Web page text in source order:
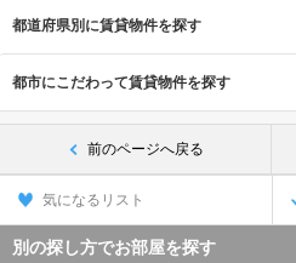
都道府県別に賃貸物件を探す
都市にこだわって賃貸物件を探す
前のページへ戻る
気になるリスト
別の探し方でお部屋を探す